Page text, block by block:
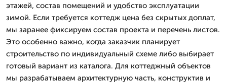
этажей, состав помещений и удобство эксплуатации
зимой. Если требуется коттедж цена без скрытых доплат,
мы заранее фиксируем состав проекта и перечень листов.
Это особенно важно, когда заказчик планирует
строительство по индивидуальный схеме либо выбирает
готовый вариант из каталога. Для коттеджный объектов
мы разрабатываем архитектурную часть, конструктив и